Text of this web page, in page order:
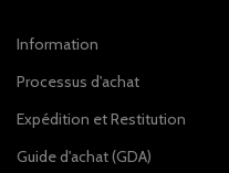
Information
Processus d'achat
Expédition et Restitution
Guide d'achat (GDA)